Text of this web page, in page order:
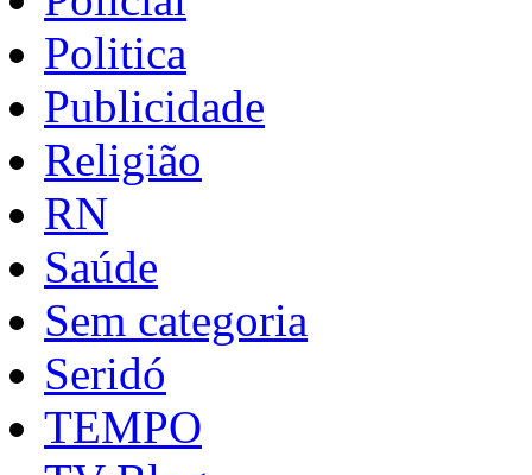
Politica
Publicidade
Religião
RN
Saúde
Sem categoria
Seridó
TEMPO